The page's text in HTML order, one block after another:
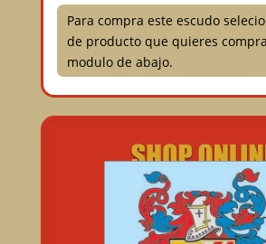
Para compra este escudo
de producto que quieres
modulo de abajo.